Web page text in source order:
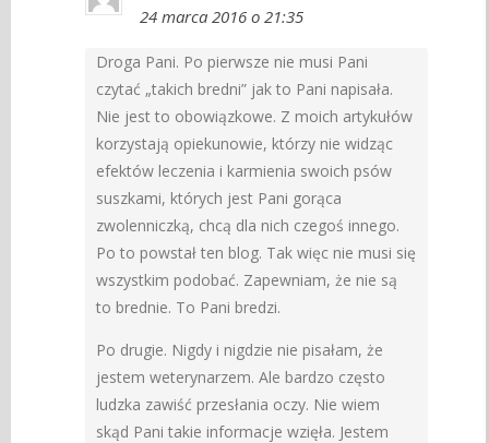
24 marca 2016 o 21:35
Droga Pani. Po pierwsze nie musi Pani
czytać „takich bredni” jak to Pani napisała.
Nie jest to obowiązkowe. Z moich artykułów
korzystają opiekunowie, którzy nie widząc
efektów leczenia i karmienia swoich psów
suszkami, których jest Pani gorąca
zwolenniczką, chcą dla nich czegoś innego.
Po to powstał ten blog. Tak więc nie musi się
wszystkim podobać. Zapewniam, że nie są
to brednie. To Pani bredzi.
Po drugie. Nigdy i nigdzie nie pisałam, że
jestem weterynarzem. Ale bardzo często
ludzka zawiść przesłania oczy. Nie wiem
skąd Pani takie informacje wzięła. Jestem